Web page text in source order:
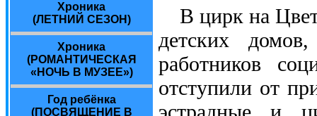
Хроника
(ЛЕТНИЙ СЕЗОН)
Хроника
(РОМАНТИЧЕСКАЯ
«НОЧЬ В МУЗЕЕ»)
Год ребёнка
(ПОСВЯЩЕНИЕ В
В цирк на
детских
работников
отступили от